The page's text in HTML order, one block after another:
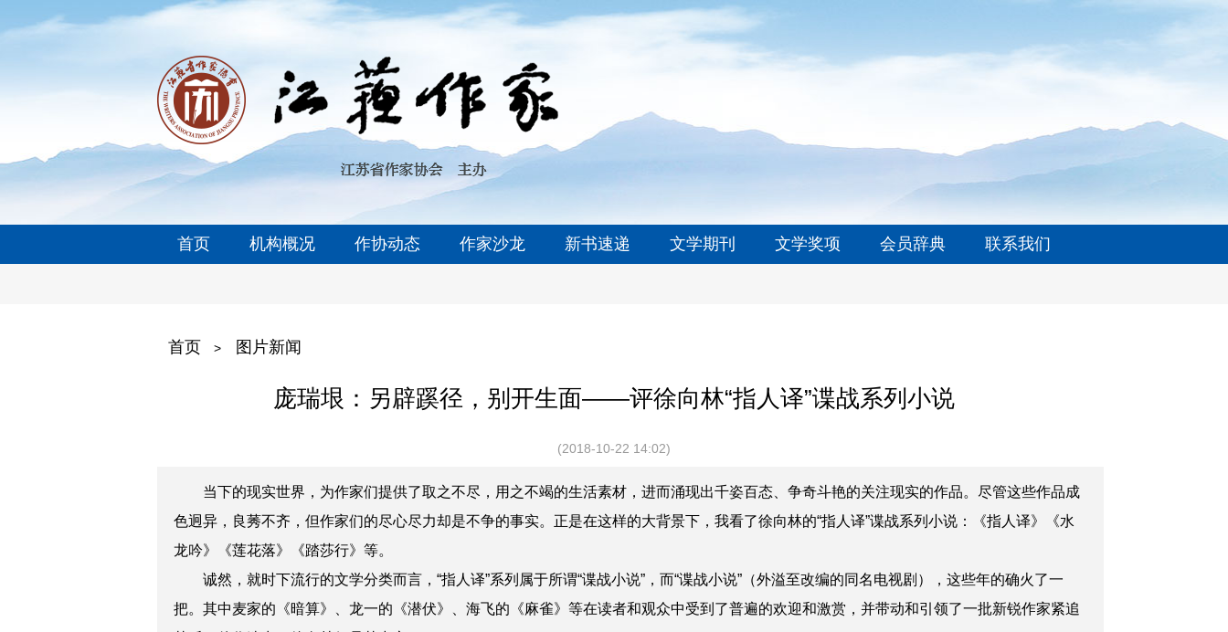
首页 机构概况 作协动态 作家沙龙 新书速递 文学期刊 文学奖项 会员辞典 联系我们
首页 > 图片新闻
庞瑞垠：另辟蹊径，别开生面——评徐向林“指人译”谍战系列小说
(2018-10-22 14:02)
当下的现实世界， 为作家们提供了取之不尽，用之不竭的生活素材，进而涌现出千姿百态 争奇斗艳的关注现实的作品。尽管这些作品成
色迥异，良莠不齐，但作家们的尽心尽力却是不争的事实。正是在这样的大背景下，我看了徐向林的“指人译”谍战系列小说：《指人译》《水
龙吟》《莲花落》《踏莎行》等。
诚然，就时下流行的文学分类而言，“指人译”系列属于所谓“谍战小说”，而“谍战小说”（外溢至改编的同名电视剧），这些年的确火了一
把。其中麦家的《暗算》、龙一的《潜伏》、海飞的《麻雀》等在读者和观众中受到了普遍的欢迎和激赏，并带动和引领了一批新锐作家紧追